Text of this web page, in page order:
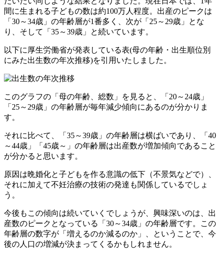
間に生まれる子どもの数は約100万人程度。出産のピークは
「30～34歳」の年齢層が1番多く、次が「25～29歳」とな
り、そして「35～39歳」と続いています。
以下に厚生労働省が発表している表(母の年齢・出生順位別
にみた出生数の年次推移)を引用いたしました。
このグラフの「母の年齢、総数」を見ると、「20～24歳」
「25～29歳」の年齢層が毎年減少傾向にあるのが分かりま
す。
それに比べて、「35～39歳」の年齢層は横ばいであり、「40
～44歳」「45歳～」の年齢層は出産数が増加傾向であること
が分かると思います。
原因は晩婚化と子どもを作る意識の低下（不景気などで）、
それに加えて不妊治療の技術の発達も関係しているでしょ
う。
今後もこの傾向は続いていくでしょうが、興味深いのは、出
産数のピークとなっている「30～34歳」の年齢層です。この
年齢層の数字が「増えるのか減るのか」、ということで、今
後の人口の増減が決まってくるかもしれません。